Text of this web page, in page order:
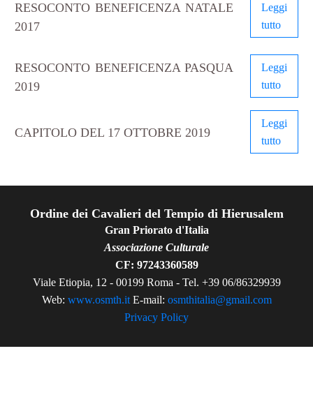
RESOCONTO BENEFICENZA NATALE
2017
Leggi
tutto
RESOCONTO BENEFICENZA PASQUA
2019
Leggi
tutto
CAPITOLO DEL 17 OTTOBRE 2019
Leggi
tutto
Ordine dei Cavalieri del Tempio di Hierusalem
Gran Priorato d'Italia
Associazione Culturale
CF: 97243360589
Viale Etiopia, 12 - 00199 Roma - Tel. +39 06/86329939
Web: www.osmth.itE-mail: osmthitalia@gmail.com
Privacy Policy